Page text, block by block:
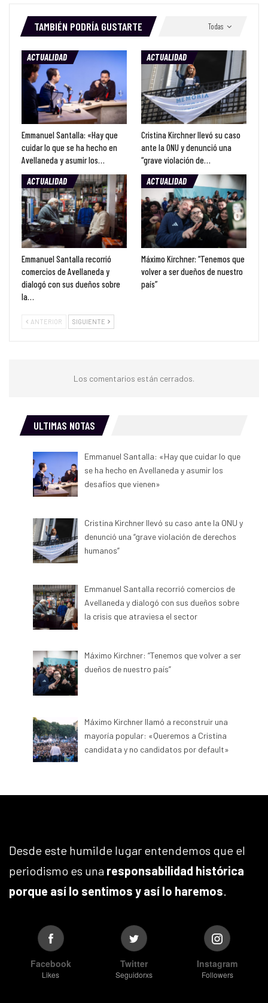
Todas
TAMBIÉN PODRÍA GUSTARTE
ACTUALIDAD
Emmanuel Santalla: «Hay que
cuidar lo que se ha hecho en
Avellaneda y asumir los…
ACTUALIDAD
Cristina Kirchner llevó su caso
ante la ONU y denunció una
“grave violación de…
ACTUALIDAD
Emmanuel Santalla recorrió
comercios de Avellaneda y
dialogó con sus dueños sobre
la…
ACTUALIDAD
Máximo Kirchner: “Tenemos que
volver a ser dueños de nuestro
país”
ANTERIOR SIGUIENTE
Los comentarios están cerrados.
ULTIMAS NOTAS
Emmanuel Santalla: «Hay que cuidar lo que
se ha hecho en Avellaneda y asumir los
desafíos que vienen»
Cristina Kirchner llevó su caso ante la ONU y
denunció una “grave violación de derechos
humanos”
Emmanuel Santalla recorrió comercios de
Avellaneda y dialogó con sus dueños sobre
la crisis que atraviesa el sector
Máximo Kirchner: “Tenemos que volver a ser
dueños de nuestro país”
Máximo Kirchner llamó a reconstruir una
mayoría popular: «Queremos a Cristina
candidata y no candidatos por default»
Desde este humilde lugar entendemos que el
periodismo es una responsabilidad histórica
porque así lo sentimos y así lo haremos.
Facebook
Likes
Twitter
Seguidorxs
Instagram
Followers